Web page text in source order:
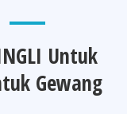
Untuk
Gewang